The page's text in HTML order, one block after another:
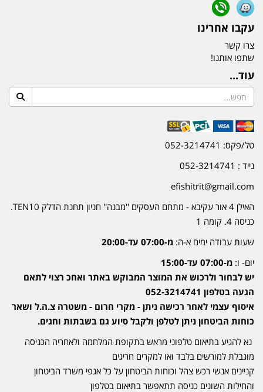
עקבו אחרינו
צרו קשר
שתפו אותנו!
עוד...
טל/פקס: 052-3214741
נייד : 052-3214741
efishitrit@gmail.com
האילן 4 אור עקיבא - מתחם העסקים ''מבנה'' חניון תחנת הדלק TEN10.
כניסה 4. קומה 1
שעות עבודה ימים א-ה: מ-07:00 עד-20:00
יום- ו: מ-07:00 עד-15:00
יש לבחור ולרכוש את המוצר המבוקש באתר ואחכ רצוי לתאם
הגעה בטלפון 052-3214741
איסוף עצמי לאחר רכישה ניתן - מקרי חרום - משטרה צ.ה.ל ושאר
כוחות הביטחון ניתן לטלפן ולקבל סיוע גם בשבתות וחגים.
נא להגיע בתיאום טלפוני מראש בתקופת המלחמה ולאחריה הכניסה
מוגבלת למורשים בלבד ואו למקרים חריגים
קניינים אנשי רכש צהל וכוחות הביטחון על כל אגפי משרד הביטחון
והחילות השונים כניסה תתאפשר בתיאום בטלפון